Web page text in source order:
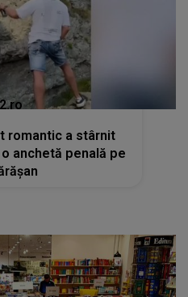
romantic a stârnit
anchetă penală pe